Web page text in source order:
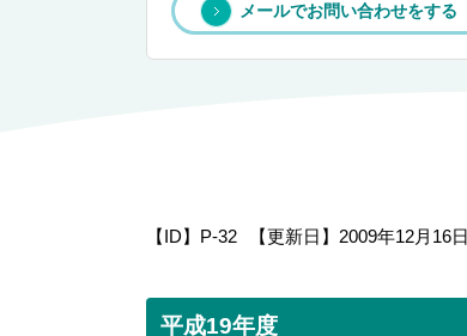
メールでお問い合わせをする
【ID】 P-32 【更新日】 2009年12月16日
平成19年度